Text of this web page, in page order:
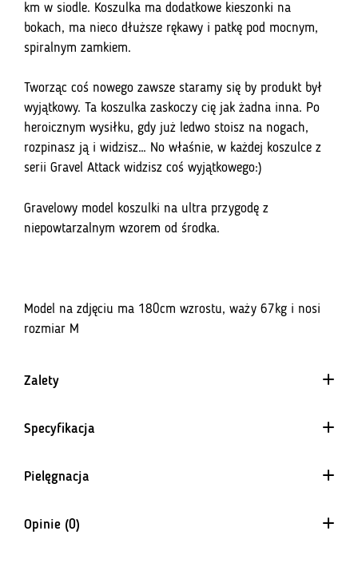
km w siodle. Koszulka ma dodatkowe kieszonki na
bokach, ma nieco dłuższe rękawy i patkę pod mocnym,
spiralnym zamkiem.
Tworząc coś nowego zawsze staramy się by produkt był
wyjątkowy. Ta koszulka zaskoczy cię jak żadna inna. Po
heroicznym wysiłku, gdy już ledwo stoisz na nogach,
rozpinasz ją i widzisz… No właśnie, w każdej koszulce z
serii Gravel Attack widzisz coś wyjątkowego:)
Gravelowy model koszulki na ultra przygodę z
niepowtarzalnym wzorem od środka.
Model na zdjęciu ma 180cm wzrostu, waży 67kg i nosi
rozmiar M
Zalety
Specyfikacja
Pielęgnacja
Opinie (0)